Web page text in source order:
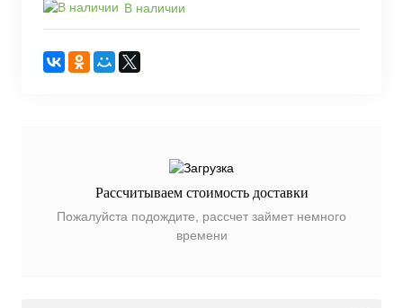
В наличии
Рассчитываем стоимость доставки
Пожалуйста подождите, рассчет займет немного
времени